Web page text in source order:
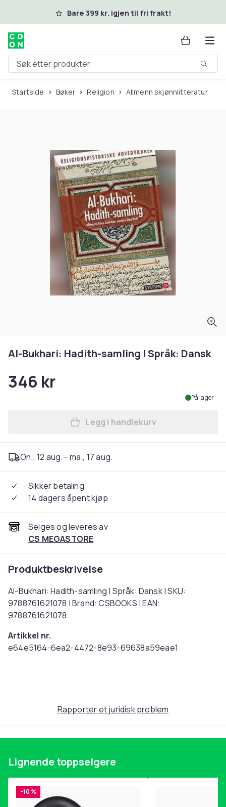
Hopp til hovedinnholdBare 399 kr. igjen til fri frakt!
Søk etter produkter
Startside Bøker Religion Allmenn skjønnlitteratur
Al-Bukhari: Hadith-samling | Språk: Dansk
346 kr
På lager
Legg Al-Bukhari: Hadith-
Legg i handlekurv
On., 12 aug. - ma., 17 aug.
Sikker betaling
14 dagers åpent kjøp
Selges og leveres av
CS MEGASTORE
Produktbeskrivelse
Al-Bukhari: Hadith-samling | Språk: Dansk | SKU:
9788761621078 | Brand: CSBOOKS | EAN:
9788761621078
Artikkel nr.
e64e5164-6ea2-4472-8e93-69638a59eae1
Rapporter et juridisk problem
Lignende toppselgere
-10 %